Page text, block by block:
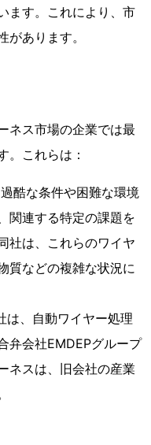
ます。これにより、市
あります。
ネス市場の企業では最
。これらは：
酷な条件や困難な環境
関連する特定の課題を
社は、これらのワイヤ
質などの複雑な状況に
は、自動ワイヤー処理
弁会社EMDEPグループ
ネスは、旧会社の産業